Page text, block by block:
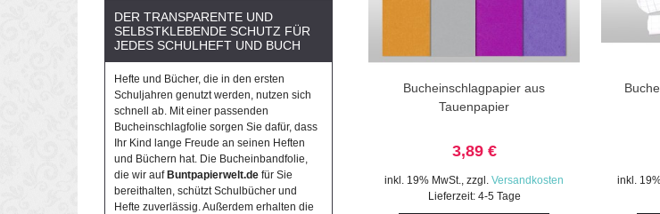
DER TRANSPARENTE UND
SELBSTKLEBENDE SCHUTZ FÜR
JEDES SCHULHEFT UND BUCH
Hefte und Bücher, die in den ersten
Schuljahren genutzt werden, nutzen sich
schnell ab. Mit einer passenden
Bucheinschlagfolie sorgen Sie dafür, dass
Ihr Kind lange Freude an seinen Heften
und Büchern hat. Die Bucheinbandfolie,
die wir auf Buntpapierwelt.de für Sie
bereithalten, schützt Schulbücher und
Hefte zuverlässig. Außerdem erhalten die
Bucheinschlagpapier aus
Tauenpapier
3,89 €
inkl. 19% MwSt.,zzgl.Versandkosten
Lieferzeit: 4-5 Tage
inkl.